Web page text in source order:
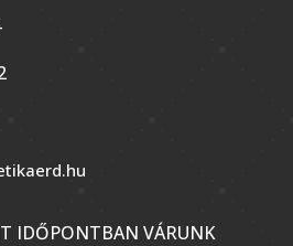
IDŐPONTBAN VÁRUNK